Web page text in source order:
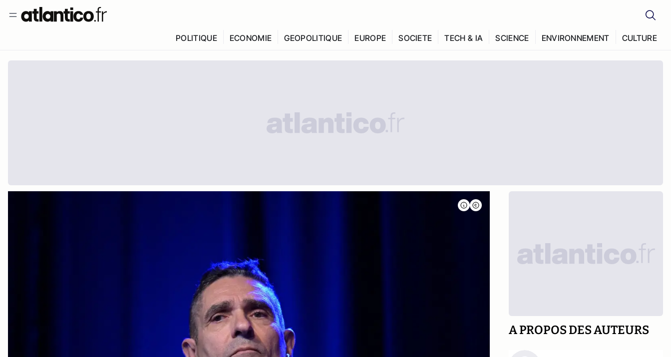
POLITIQUE ECONOMIE GEOPOLITIQUE EUROPE SOCIETE TECH & IA SCIENCE ENVIRONNEMENT CULTURE
A PROPOS DES AUTEURS